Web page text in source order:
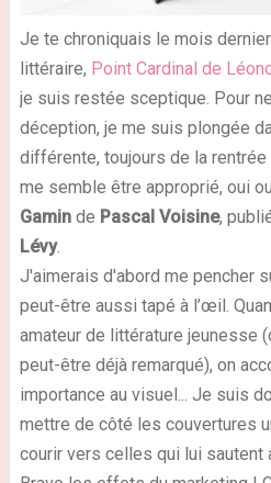
Je te chroniquais le mois
littéraire, Point Cardinal de
je suis restée sceptique. Pour
déception, je me suis plongée
différente, toujours de la rentrée
me semble être approprié, oui
Gaminde Pascal Voisine,
Lévy.
J'aimerais d'abord me pencher
peut-être aussi tapé à l’œil.
amateur de littérature jeunesse
peut-être déjà remarqué), on
importance au visuel... Je suis
mettre de côté les couvertures
courir vers celles qui lui sautent